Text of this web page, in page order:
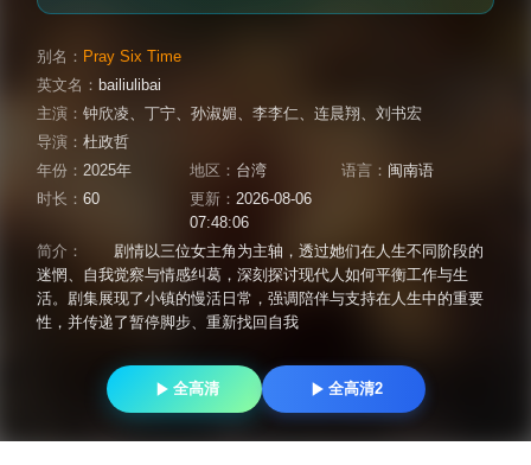
别名： Pray Six Time
英文名： bailiulibai
主演： 钟欣凌、 丁宁、 孙淑媚、 李李仁、 连晨翔、 刘书宏
导演： 杜政哲
年份： 2025年 地区： 台湾 语言： 闽南语
时长： 60 更新： 2026-08-06
07:48:06
简介：
剧情以三位女主角为主轴，透过她们在人生不同阶段的
迷惘、自我觉察与情感纠葛，深刻探讨现代人如何平衡工作与生
活。剧集展现了小镇的慢活日常，强调陪伴与支持在人生中的重要
性，并传递了暂停脚步、重新找回自我
全高清 全高清2